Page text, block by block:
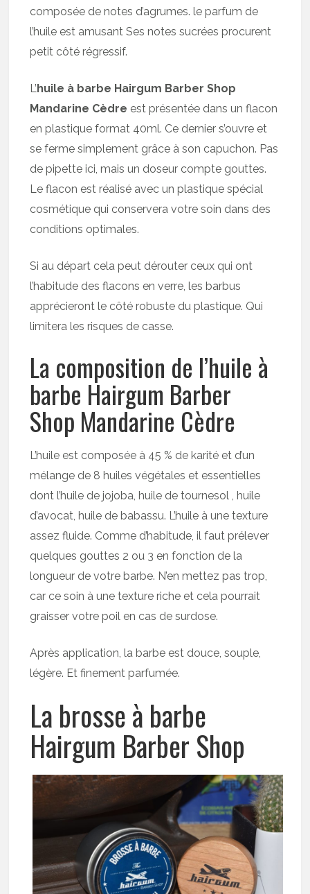
composée de notes d’agrumes. le parfum de
l’huile est amusant Ses notes sucrées procurent
petit côté régressif.
L’huile à barbe Hairgum Barber Shop
Mandarine Cèdre est présentée dans un flacon
en plastique format 40ml. Ce dernier s’ouvre et
se ferme simplement grâce à son capuchon. Pas
de pipette ici, mais un doseur compte gouttes.
Le flacon est réalisé avec un plastique spécial
cosmétique qui conservera votre soin dans des
conditions optimales.
Si au départ cela peut dérouter ceux qui ont
l’habitude des flacons en verre, les barbus
apprécieront le côté robuste du plastique. Qui
limitera les risques de casse.
La composition de l’huile à
barbe Hairgum Barber
Shop Mandarine Cèdre
L’huile est composée à 45 % de karité et d’un
mélange de 8 huiles végétales et essentielles
dont l’huile de jojoba, huile de tournesol , huile
d’avocat, huile de babassu. L’huile à une texture
assez fluide. Comme d’habitude, il faut prélever
quelques gouttes 2 ou 3 en fonction de la
longueur de votre barbe. N’en mettez pas trop,
car ce soin à une texture riche et cela pourrait
graisser votre poil en cas de surdose.
Après application, la barbe est douce, souple,
légère. Et finement parfumée.
La brosse à barbe
Hairgum Barber Shop